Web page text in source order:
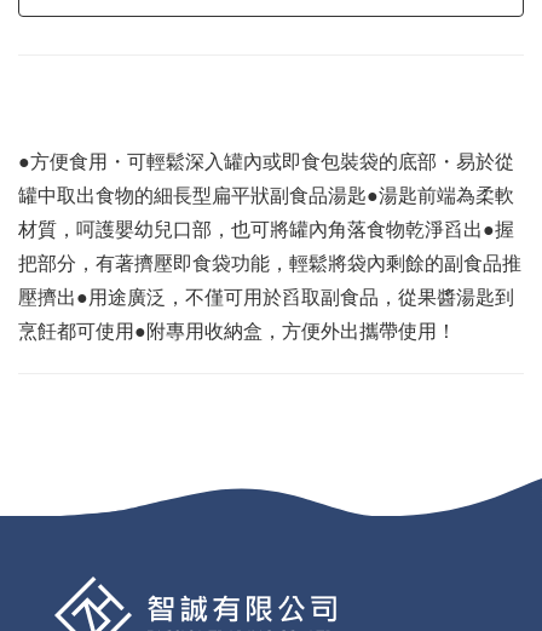
●方便食用・可輕鬆深入罐內或即食包裝袋的底部・易於從
罐中取出食物的細長型扁平狀副食品湯匙●湯匙前端為柔軟
材質，呵護嬰幼兒口部，也可將罐內角落食物乾淨舀出●握
把部分，有著擠壓即食袋功能，輕鬆將袋內剩餘的副食品推
壓擠出●用途廣泛，不僅可用於舀取副食品，從果醬湯匙到
烹飪都可使用●附專用收納盒，方便外出攜帶使用！